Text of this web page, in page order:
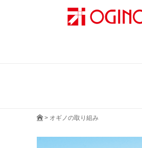
> オギノの取り組み